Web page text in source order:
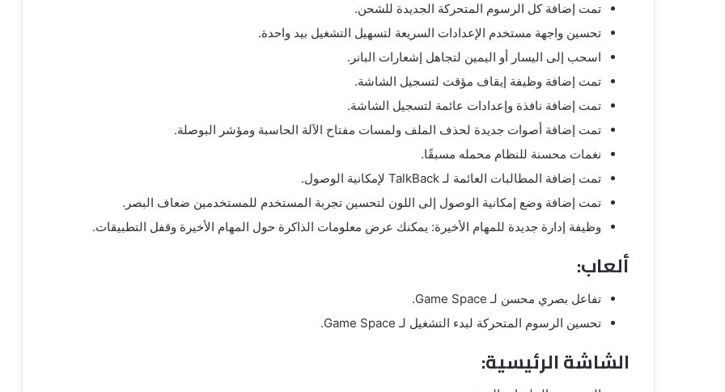
تمت إضافة كل الرسوم المتحركة الجديدة للشحن.
تحسين واجهة مستخدم الإعدادات السريعة لتسهيل التشغيل بيد واحدة.
اسحب إلى اليسار أو اليمين لتجاهل إشعارات البانر.
تمت إضافة وظيفة إيقاف مؤقت لتسجيل الشاشة.
تمت إضافة نافذة وإعدادات عائمة لتسجيل الشاشة.
تمت إضافة أصوات جديدة لحذف الملف ولمسات مفتاح الآلة الحاسبة ومؤشر البوصلة.
نغمات محسنة للنظام محمله مسبقًا.
تمت إضافة المطالبات العائمة لـ TalkBack لإمكانية الوصول.
تمت إضافة وضع إمكانية الوصول إلى اللون لتحسين تجربة المستخدم للمستخدمين ضعاف البصر.
وظيفة إدارة جديدة للمهام الأخيرة: يمكنك عرض معلومات الذاكرة حول المهام الأخيرة وقفل التطبيقات.
ألعاب:
تفاعل بصري محسن لـ Game Space.
تحسين الرسوم المتحركة لبدء التشغيل لـ Game Space.
الشاشة الرئيسية: